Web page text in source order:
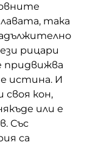
така
рицари
придвижва
истина. И
кон,
или е
Със
са